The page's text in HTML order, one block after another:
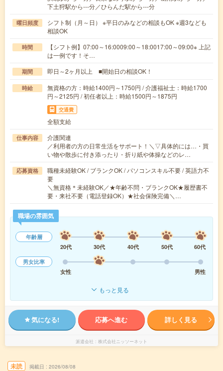
下土狩駅から---分／ひらんだ駅から---分
曜日頻度
シフト制（月～日） ※平日のみなどの相談もOK ※週3なども
相談OK
時間
【シフト例】07:00～16:0009:00～18:0017:00～09:00※ 上記
は一例です！そ…
期間 即日～2ヶ月以上 ■開始日の相談OK！
時給
無資格の方：時給1400円～1750円 / 介護福祉士：時給1700
円～2125円 / 初任者以上：時給1500円～1875円
交通費
全額支給
仕事内容
介護関連
／利用者の方の日常生活をサポート！＼▽具体的には…・買
い物や散歩に付き添ったり・折り紙や体操などのレ…
応募資格
職種未経験OK / ブランクOK / パソコンスキル不要 / 英語力不
要
＼無資格＊未経験OK／★年齢不問・ブランクOK★履歴書不
要・来社不要（電話登録OK）★社会保険完備＼…
職場の雰囲気
年齢層
20代
30代 40代 50代
60代
男女比率
女性
男性
もっと見る
気になる! 応募へ進む 詳しく見る
派遣会社 株式会社ニッソーネット
未読 掲載日 2026/08/08